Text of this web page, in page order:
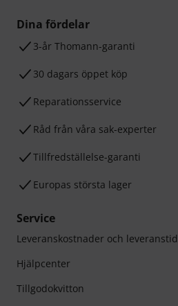
Dina fördelar
3-år Thomann-garanti
30 dagars öppet köp
Reparationsservice
Råd från våra sak-experter
Tillfredställelse-garanti
Europas största lager
Service
Leveranskostnader och leveranstid
Hjälpcenter
Tillgodokvitton